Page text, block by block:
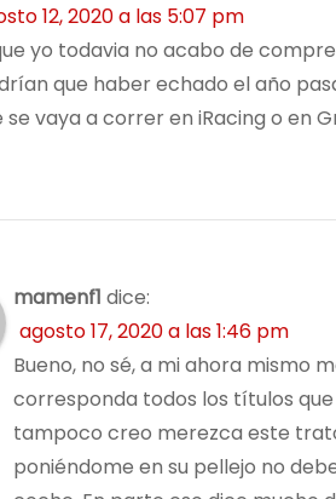
12, 2020 a las 5:07 pm
yo todavia no acabo de
que haber echado el año
se vaya a correr en iRacing o en
mamenf1 dice:
agosto 17, 2020 a las 1:46 pm
Bueno, no sé, a mi ahora mismo
corresponda todos los títulos
tampoco creo merezca este
poniéndome en su pellejo no